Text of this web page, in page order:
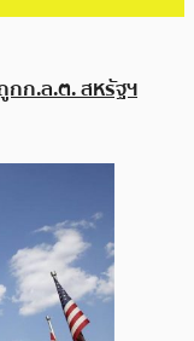
กก.ล.ต. สหรัฐฯ